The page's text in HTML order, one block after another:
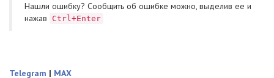
Нашли ошибку? Cообщить об ошибке можно, выделив ее и
нажав
Ctrl+Enter
Telegram | MAX